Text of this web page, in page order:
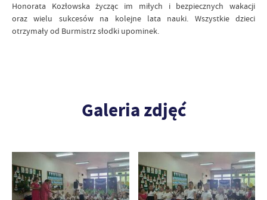
Honorata Kozłowska życząc im miłych i bezpiecznych wakacji
oraz wielu sukcesów na kolejne lata nauki. Wszystkie dzieci
otrzymały od Burmistrz słodki upominek.
Galeria zdjęć